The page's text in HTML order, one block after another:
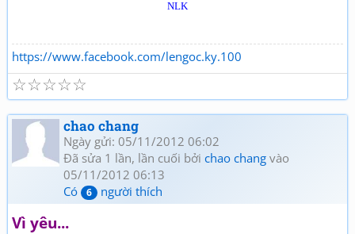
NLK
https://www.facebook.com/lengoc.ky.100
☆
☆
☆
☆
☆
chao chang
Ngày gửi: 05/11/2012 06:02
Đã sửa 1 lần, lần cuối bởi chao chang vào
05/11/2012 06:13
Có
6 người thích
Vì yêu...